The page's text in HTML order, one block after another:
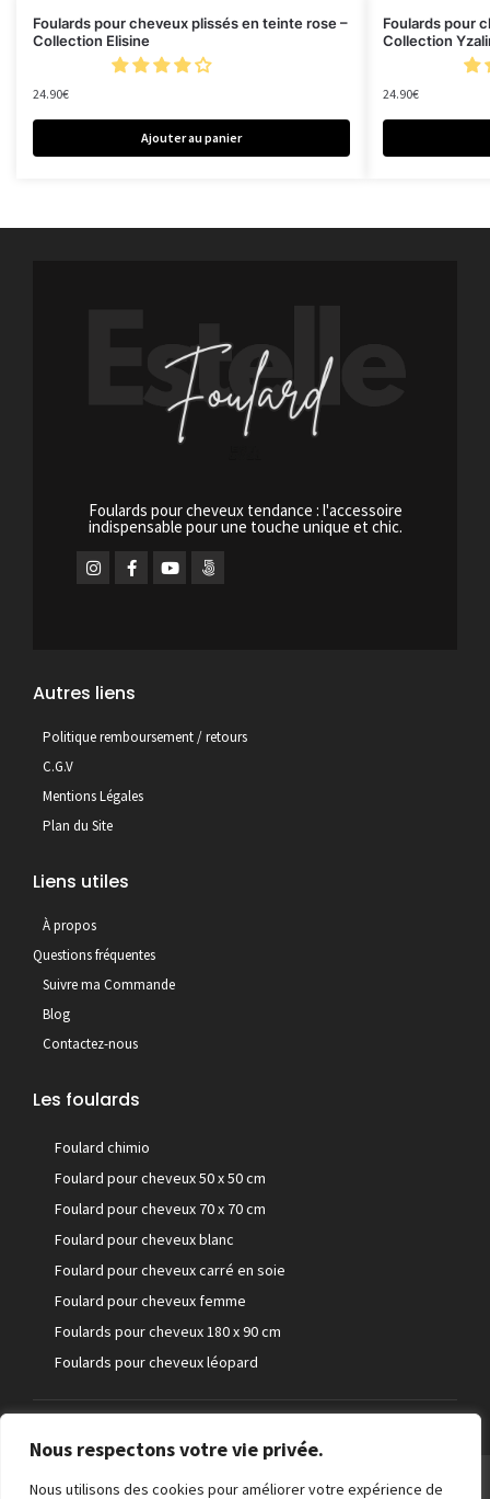
Nous respectons votre vie privée.
Nous utilisons des cookies pour améliorer votre expérience de
Foulards pour cheveux plissés en teinte rose –
Collection Elisine
24.90€
Ajouter au panier
Foulards pour
Collection
24.90€
Foulards pour cheveux tendance : l'accessoire
indispensable pour une touche unique et chic.
Autres liens
Politique remboursement / retours
C.G.V
Mentions Légales
Plan du Site
Liens utiles
À propos
Questions fréquentes
Suivre ma Commande
Blog
Contactez-nous
Les foulards
Foulard chimio
Foulard pour cheveux 50 x 50 cm
Foulard pour cheveux 70 x 70 cm
Foulard pour cheveux blanc
Foulard pour cheveux carré en soie
Foulard pour cheveux femme
Foulards pour cheveux 180 x 90 cm
Foulards pour cheveux léopard
©Foulard pour cheveux